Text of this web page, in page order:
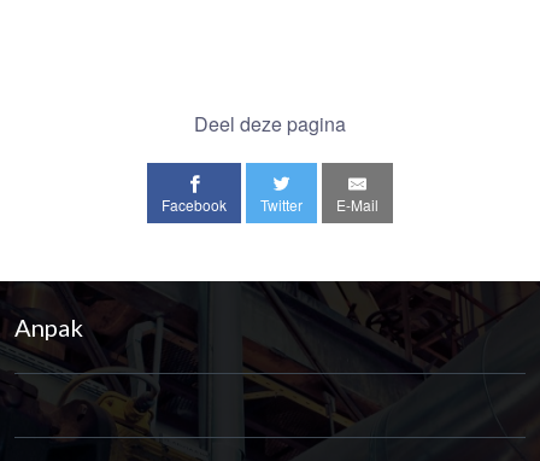
Deel deze pagina
Facebook Twitter E-Mail
Anpak